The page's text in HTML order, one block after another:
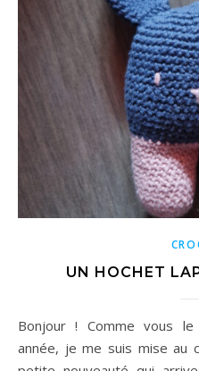
UN HOCHET
Bonjour ! Comme vous le savez probablement, cette
année, je me suis mise au